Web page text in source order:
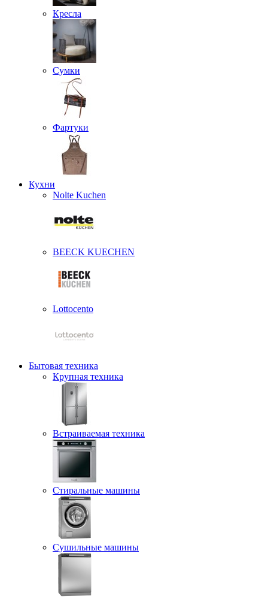
Кресла
Сумки
Фартуки
Кухни
Nolte Kuchen
BEECK KUECHEN
Lottocento
Бытовая техника
Крупная техника
Встраиваемая техника
Стиральные машины
Сушильные машины